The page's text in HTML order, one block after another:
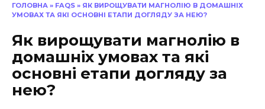
ГОЛОВНА » FAQS » ЯК ВИРОЩУВАТИ МАГНОЛІЮ В ДОМАШНІХ
УМОВАХ ТА ЯКІ ОСНОВНІ ЕТАПИ ДОГЛЯДУ ЗА НЕЮ?
Як вирощувати магнолію в
домашніх умовах та які
основні етапи догляду за
нею?